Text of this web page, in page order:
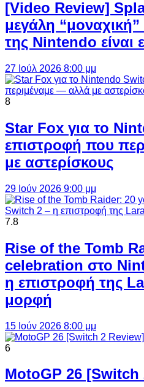
[Video Review]
μεγάλη “μοναχική”
της Nintendo είναι
27 Ιούλ 2026 8:00 μμ
8
Star Fox για το
επιστροφή που
με αστερίσκους
29 Ιούν 2026 9:00 μμ
7.8
Rise of the Tomb
celebration στο
η επιστροφή της
μορφή
15 Ιούν 2026 8:00 μμ
6
MotoGP 26 [Switch